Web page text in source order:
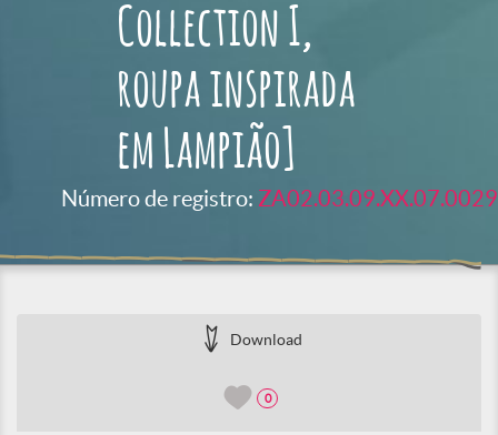
Collection I,
roupa inspirada
em Lampião]
Número de registro: ZA02.03.09.XX.07.0029
Download
0